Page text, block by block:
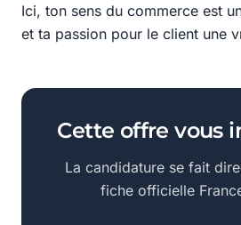
Ici, ton sens du commerce est
et ta passion pour le client une
Cette offre vous
La candidature se fait
fiche officielle